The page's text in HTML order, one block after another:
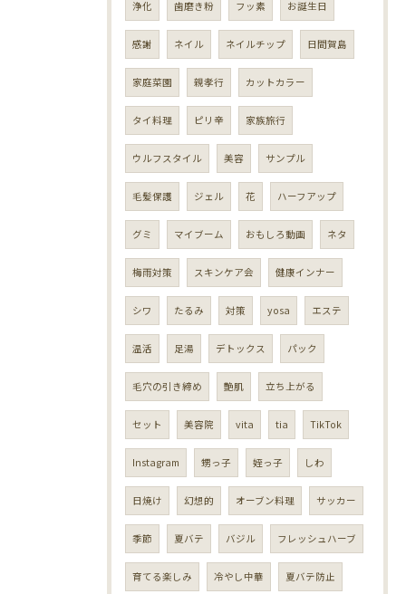
浄化 歯磨き粉 フッ素 お誕生日
感謝 ネイル ネイルチップ 日間賀島
家庭菜園 親孝行 カットカラー
タイ料理 ピリ辛 家族旅行
ウルフスタイル 美容 サンプル
毛髪保護 ジェル 花 ハーフアップ
グミ マイブーム おもしろ動画 ネタ
梅雨対策 スキンケア会 健康インナー
シワ たるみ 対策 yosa エステ
温活 足湯 デトックス パック
毛穴の引き締め 艶肌 立ち上がる
セット 美容院 vita tia TikTok
Instagram 甥っ子 姪っ子 しわ
日焼け 幻想的 オーブン料理 サッカー
季節 夏バテ バジル フレッシュハーブ
育てる楽しみ 冷やし中華 夏バテ防止